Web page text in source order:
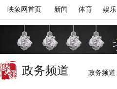
映象网首页 新闻 体育 娱乐
政务频道 政务频道